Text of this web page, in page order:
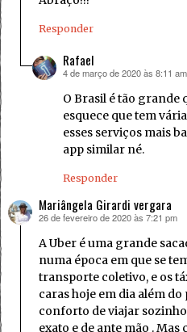
Responder
Rafael
disse:
4 de março de 2020 às 8:11 am
O Brasil é tão grande
esquece que tem
esses serviços mais
app similar né.
Responder
Mariângela Girardi vergara
disse:
26 de fevereiro de 2020 às 7:21 pm
A Uber é uma grande
numa época em que se
transporte coletivo, e os
caras hoje em dia além
conforto de viajar
exato e de ante mão .